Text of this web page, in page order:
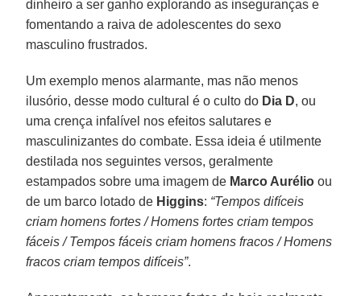
dinheiro a ser ganho explorando as inseguranças e
fomentando a raiva de adolescentes do sexo
masculino frustrados.
Um exemplo menos alarmante, mas não menos
ilusório, desse modo cultural é o culto do Dia D, ou
uma crença infalível nos efeitos salutares e
masculinizantes do combate. Essa ideia é utilmente
destilada nos seguintes versos, geralmente
estampados sobre uma imagem de Marco Aurélio ou
de um barco lotado de Higgins: “Tempos difíceis
criam homens fortes / Homens fortes criam tempos
fáceis / Tempos fáceis criam homens fracos / Homens
fracos criam tempos difíceis”.